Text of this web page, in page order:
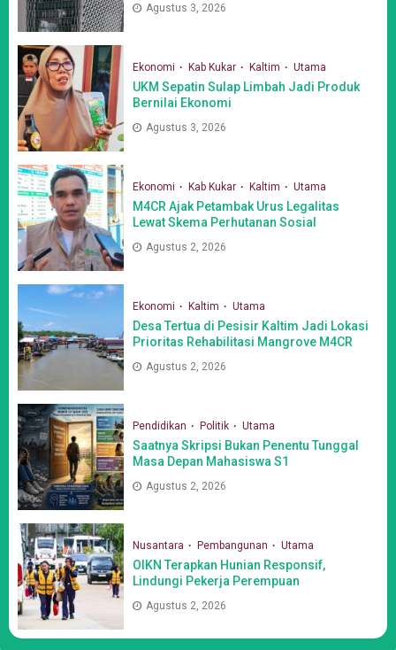
Agustus 3, 2026
Ekonomi Kab Kukar Kaltim Utama
UKM Sepatin Sulap Limbah Jadi Produk
Bernilai Ekonomi
Agustus 3, 2026
Ekonomi Kab Kukar Kaltim Utama
M4CR Ajak Petambak Urus Legalitas
Lewat Skema Perhutanan Sosial
Agustus 2, 2026
Ekonomi Kaltim Utama
Desa Tertua di Pesisir Kaltim Jadi Lokasi
Prioritas Rehabilitasi Mangrove M4CR
Agustus 2, 2026
Pendidikan Politik Utama
Saatnya Skripsi Bukan Penentu Tunggal
Masa Depan Mahasiswa S1
Agustus 2, 2026
Nusantara Pembangunan Utama
OIKN Terapkan Hunian Responsif,
Lindungi Pekerja Perempuan
Agustus 2, 2026